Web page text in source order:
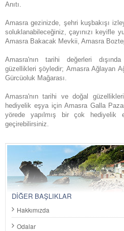
Anıtı.
Amasra gezinizde, şehri kuşbakışı
soluklanabileceğiniz, çayınızı keyifle
Amasra Bakacak Mevkii, Amasra
Amasra'nın tarihi değerleri
güzellikleri şöyledir; Amasra Ağlayan
Gürcüoluk Mağarası.
Amasra'nın tarihi ve doğal
hediyelik eşya için Amasra Galla
yörede yapılmış bir çok hediyelik
geçirebilirsiniz.
DİĞER BAŞLIKLAR
Hakkımızda
Odalar